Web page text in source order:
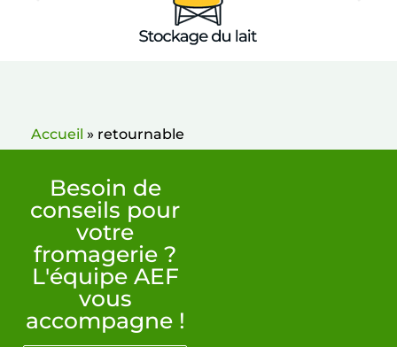
Accueil » retournable
Besoin de
conseils pour
votre
fromagerie ?
L'équipe AEF
vous
accompagne !